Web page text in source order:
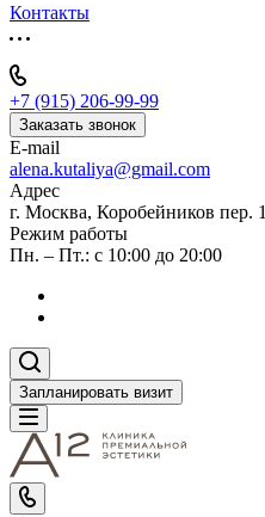
Контакты
+7 (915) 206-99-99
Заказать звонок
E-mail
alena.kutaliya@gmail.com
Адрес
г. Москва, Коробейников пер. 1
Режим работы
Пн. – Пт.: с 10:00 до 20:00
Запланировать визит